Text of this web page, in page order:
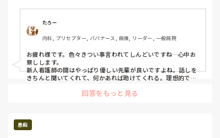
ヘラして笑ってるんとか言われて笑ってもないのに。その人
退職するみたいですけど普通にしんどいです。
たろー
内科, プリセプター, パパナース, 病棟, リーダー, 一般病院
お疲れ様です。色々きつい事言われてしんどいですね…心中お
察しします。
新人看護師の間はやっぱり優しい先輩が良いですよね。話しを
きちんと聞いてくれて、何かあれば助けてくれる。理想的で
やはりNICU/GCUは何かあれば命に直結することが一般病棟に
と思いますが、ぜひ先輩がいる間に1つでも認めさせてやるぐ
らいの心意気を持っていただきたい。それがあなたの強みにな
回答をもっと見る
愚痴